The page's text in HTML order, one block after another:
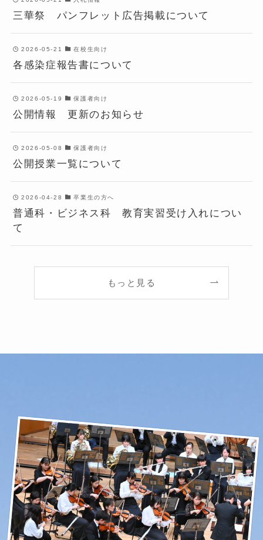
三華祭 パンフレット広告掲載について
2026-05-21 在校生向け
各感染症報告書について
2026-05-19 保護者向け
公開情報 更新のお知らせ
2026-05-08 保護者向け
公開授業一覧について
2026-04-28 卒業生の方へ
普通科・ビジネス科 教育実習受け入れについ
て
もっと見る